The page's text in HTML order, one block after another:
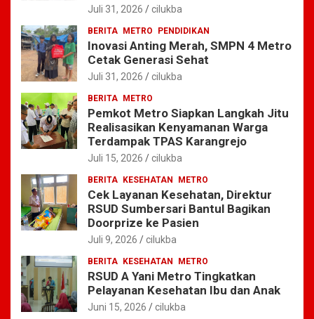
Juli 31, 2026 cilukba
BERITA METRO PENDIDIKAN
Inovasi Anting Merah, SMPN 4 Metro
Cetak Generasi Sehat
Juli 31, 2026 cilukba
BERITA METRO
Pemkot Metro Siapkan Langkah Jitu
Realisasikan Kenyamanan Warga
Terdampak TPAS Karangrejo
Juli 15, 2026 cilukba
BERITA KESEHATAN METRO
Cek Layanan Kesehatan, Direktur
RSUD Sumbersari Bantul Bagikan
Doorprize ke Pasien
Juli 9, 2026 cilukba
BERITA KESEHATAN METRO
RSUD A Yani Metro Tingkatkan
Pelayanan Kesehatan Ibu dan Anak
Juni 15, 2026 cilukba